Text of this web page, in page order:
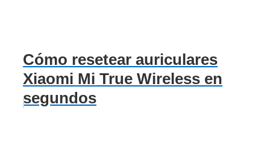
Cómo resetear auriculares
Xiaomi Mi True Wireless en
segundos